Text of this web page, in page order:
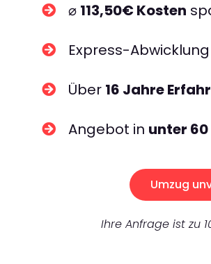
⌀ 113,50€ Kosten
Express-
Über 16 Jahre
Angebot in unter
Umzug
Ihre Anfrage ist zu